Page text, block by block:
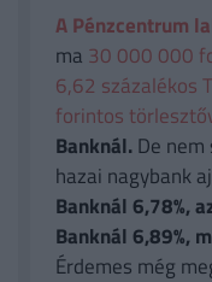
A Pénzcentrum
ma 30 000 000
6,62 százalékos
forintos
Banknál.De nem
hazai nagybank
Banknál 6,78%,
Banknál 6,89%,
Érdemes még